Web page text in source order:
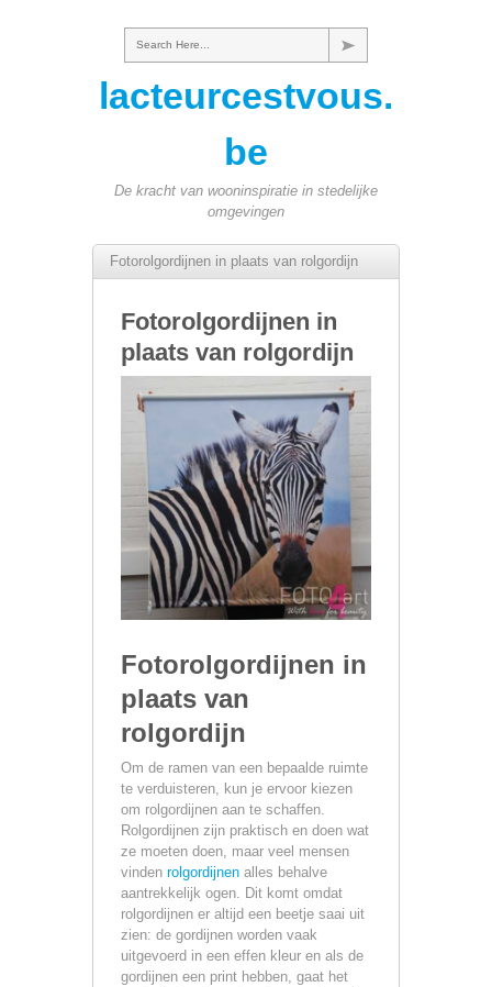
Search Here...
lacteurcestvous.
be
De kracht van wooninspiratie in stedelijke
omgevingen
Fotorolgordijnen in plaats van rolgordijn
Fotorolgordijnen in
plaats van rolgordijn
Fotorolgordijnen in
plaats van
rolgordijn
Om de ramen van een bepaalde ruimte
te verduisteren, kun je ervoor kiezen
om rolgordijnen aan te schaffen.
Rolgordijnen zijn praktisch en doen wat
ze moeten doen, maar veel mensen
vinden rolgordijnen alles behalve
aantrekkelijk ogen. Dit komt omdat
rolgordijnen er altijd een beetje saai uit
zien: de gordijnen worden vaak
uitgevoerd in een effen kleur en als de
gordijnen een print hebben, gaat het